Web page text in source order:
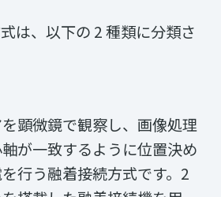
は、以下の 2 種類に分類さ
顕微鏡で観察し、画像処理
が一致するように位置決め
行う融着接続方式です。2